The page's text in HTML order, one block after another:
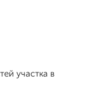
участка в